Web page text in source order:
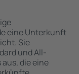
eine Unterkunft
Sie
und All-
die eine